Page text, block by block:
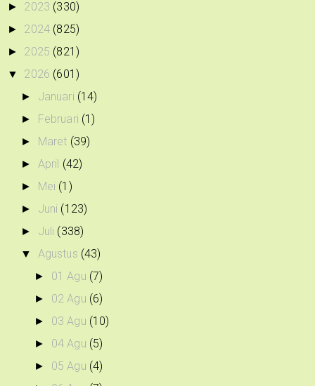
► 2023 (330)
► 2024 (825)
► 2025 (821)
▼ 2026 (601)
► Januari (14)
► Februari (1)
► Maret (39)
► April (42)
► Mei (1)
► Juni (123)
► Juli (338)
▼ Agustus (43)
► 01 Agu (7)
► 02 Agu (6)
► 03 Agu (10)
► 04 Agu (5)
► 05 Agu (4)